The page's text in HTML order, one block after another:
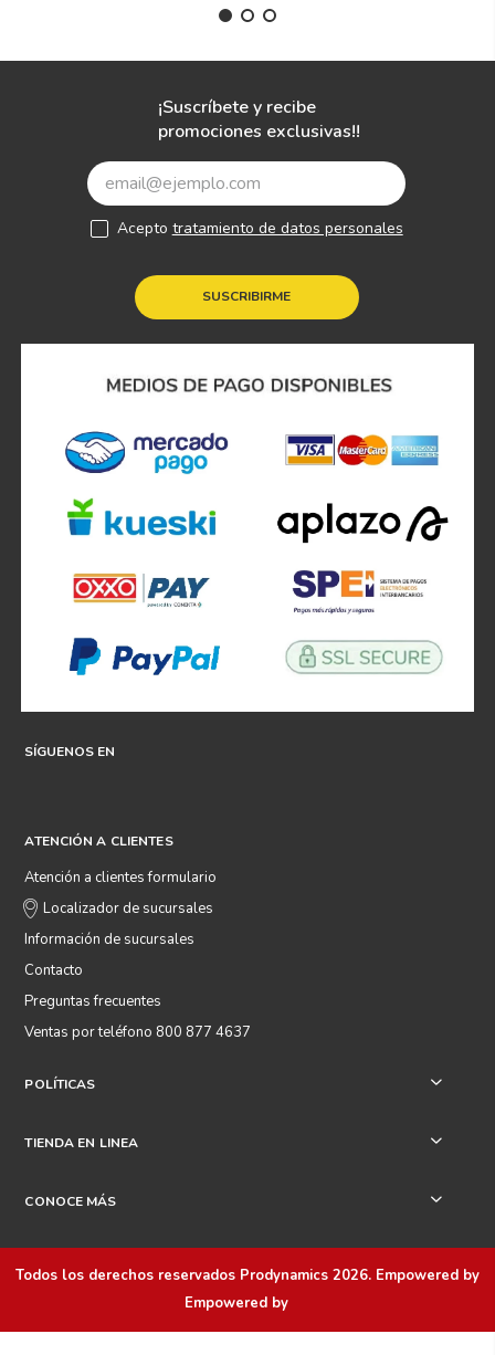
¡Suscríbete y recibe
promociones exclusivas!!
SUSCRIBIRME
Acepto tratamiento de datos personales
SÍGUENOS EN
ATENCIÓN A CLIENTES
Atención a clientes formulario
Localizador de sucursales
Información de sucursales
Contacto
Preguntas frecuentes
Ventas por teléfono 800 877 4637
POLÍTICAS +
TIENDA EN LINEA +
CONOCE MÁS +
Todos los derechos reservados Prodynamics 2026. Empowered by
Empowered by